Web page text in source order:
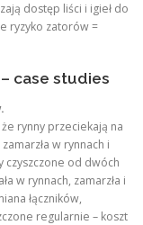
dostęp liści i igieł do
ryzyko zatorów =
case studies
że rynny przeciekają na
w rynnach i
czyszczone od dwóch
w rynnach, zamarzła i
łączników,
regularnie – koszt